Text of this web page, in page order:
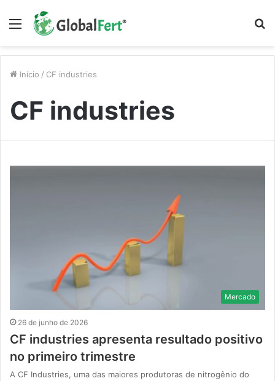
Menu
Início / CF industries
CF industries
Mercado
26 de junho de 2026
CF industries apresenta resultado positivo
no primeiro trimestre
A CF Industries, uma das maiores produtoras de nitrogênio do